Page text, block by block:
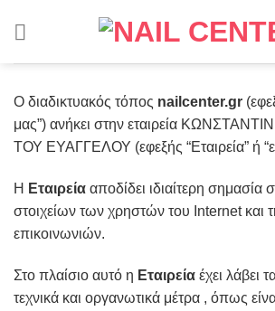
Ο διαδικτυακός τόπος nailcenter.gr
μας”) ανήκει στην εταιρεία
ΤΟΥ ΕΥΑΓΓΕΛΟΥ (εφεξής “Εταιρεία” ή
Η Εταιρεία αποδίδει ιδιαίτερη
στοιχείων των χρηστών του Internet και
επικοινωνιών.
Στο πλαίσιο αυτό η Εταιρεία έχει λάβει
τεχνικά και οργανωτικά μέτρα , όπως